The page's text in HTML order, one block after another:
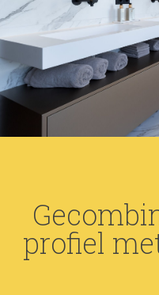
profiel